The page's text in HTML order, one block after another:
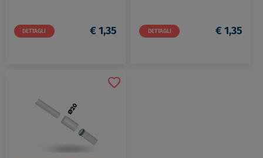
DETTAGLI € 1,35 DETTAGLI € 1,35